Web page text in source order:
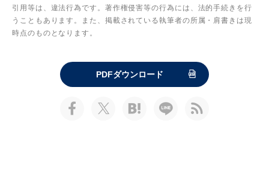
引用等は、違法行為です。著作権侵害等の行為には、法的手続きを行
うこともあります。また、掲載されている執筆者の所属・肩書きは現
時点のものとなります。
PDFダウンロード